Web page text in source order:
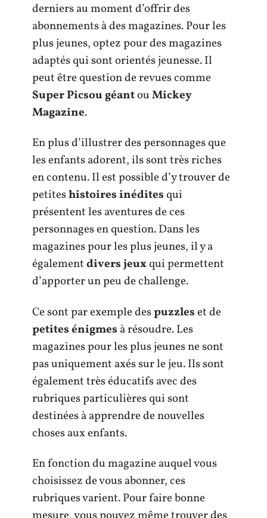
derniers au moment d’offrir des
abonnements à des magazines. Pour les
plus jeunes, optez pour des magazines
adaptés qui sont orientés jeunesse. Il
peut être question de revues comme
Super Picsou géantouMickey
Magazine.
En plus d’illustrer des personnages que
les enfants adorent, ils sont très riches
en contenu. Il est possible d’y trouver de
petiteshistoires inéditesqui
présentent les aventures de ces
personnages en question. Dans les
magazines pour les plus jeunes, il y a
égalementdivers jeuxqui permettent
d’apporter un peu de challenge.
Ce sont par exemple despuzzleset de
petites énigmes à résoudre. Les
magazines pour les plus jeunes ne sont
pas uniquement axés sur le jeu. Ils sont
également très éducatifs avec des
rubriques particulières qui sont
destinées à apprendre de nouvelles
choses aux enfants.
En fonction du magazine auquel vous
choisissez de vous abonner, ces
rubriques varient. Pour faire bonne